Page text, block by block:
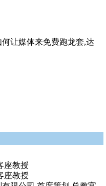
让媒体来免费跑龙套,达
座教授
座教授